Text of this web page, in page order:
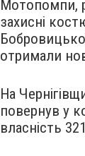
Мотопомпи,
захисні
отримали
На
повернув у
власність